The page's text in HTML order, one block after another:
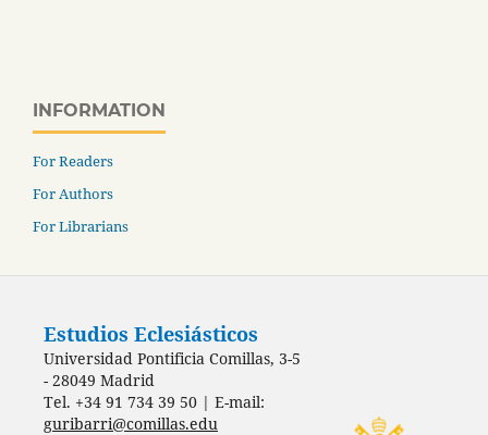
INFORMATION
For Readers
For Authors
For Librarians
Estudios Eclesiásticos
Universidad Pontificia Comillas, 3-5
- 28049 Madrid
Tel. +34 91 734 39 50 | E-mail:
guribarri@comillas.edu